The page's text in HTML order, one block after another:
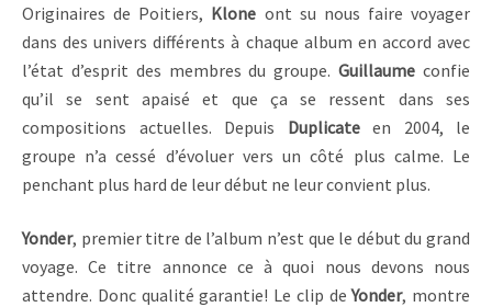
Originaires de Poitiers, Klone ont su nous faire voyager
dans des univers différents à chaque album en accord avec
l’état d’esprit des membres du groupe.Guillaume confie
qu’il se sent apaisé et que ça se ressent dans ses
compositions actuelles. Depuis Duplicateen 2004, le
groupe n’a cessé d’évoluer vers un côté plus calme. Le
penchant plus hard de leur début ne leur convient plus.
Yonder, premier titre de l’album n’est que le début du grand
voyage. Ce titre annonce ce à quoi nous devons nous
attendre. Donc qualité garantie! Le clip deYonder, montre